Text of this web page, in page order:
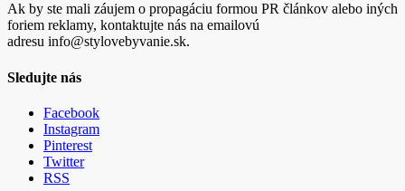
Ak by ste mali záujem o propagáciu formou PR článkov alebo iných
foriem reklamy, kontaktujte nás na emailovú
adresu info@stylovebyvanie.sk.
Sledujte nás
Facebook
Instagram
Pinterest
Twitter
RSS